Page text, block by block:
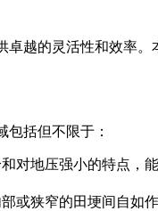
越的灵活性和效率
括但不限于：
对地压强小的特点，
或狭窄的田埂间自如